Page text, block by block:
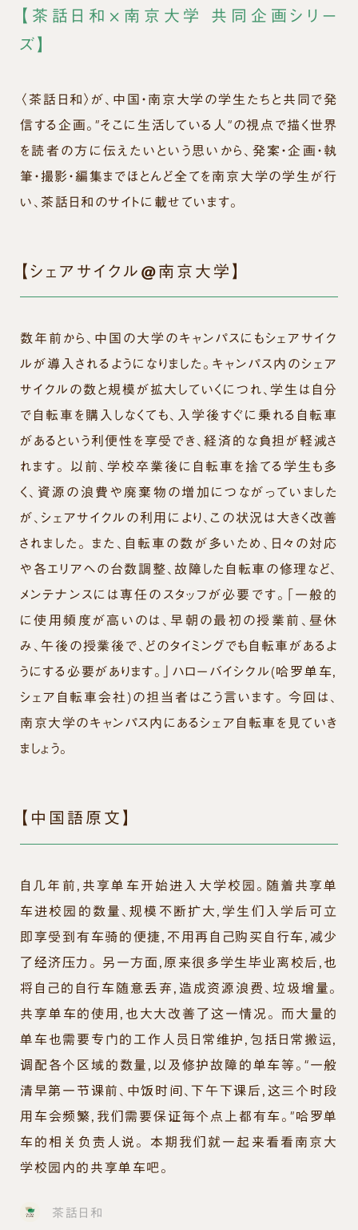
【茶話日和×南京大学 共同企画シリー
ズ】
〈茶話日和〉が、中国・南京大学の学生たちと共同で発
信する企画。”そこに生活している人”の視点で描く世界
を読者の方に伝えたいという思いから、発案・企画・執
筆・撮影・編集までほとんど全てを南京大学の学生が行
い、茶話日和のサイトに載せています。
【シェアサイクル@南京大学】
数年前から、中国の大学のキャンパスにもシェアサイク
ルが導入されるようになりました。キャンパス内のシェア
サイクルの数と規模が拡大していくにつれ、学生は自分
で自転車を購入しなくても、入学後すぐに乗れる自転車
があるという利便性を享受でき、経済的な負担が軽減さ
れます。 以前、学校卒業後に自転車を捨てる学生も多
く、資源の浪費や廃棄物の増加につながっていました
が、シェアサイクルの利用により、この状況は大きく改善
されました。 また、自転車の数が多いため、日々の対応
や各エリアへの台数調整、故障した自転車の修理など、
メンテナンスには専任のスタッフが必要です。「一般的
に使用頻度が高いのは、早朝の最初の授業前、昼休
み、午後の授業後で、どのタイミングでも自転車があるよ
うにする必要があります。」ハローバイシクル(哈罗单车，
シェア自転車会社)の担当者はこう言います。 今回は、
南京大学のキャンパス内にあるシェア自転車を見ていき
ましょう。
【中国語原文】
自几年前，共享单车开始进入大学校园。随着共享单
车进校园的数量、规模不断扩大，学生们入学后可立
即享受到有车骑的便捷，不用再自己购买自行车，减少
了经济压力。 另一方面，原来很多学生毕业离校后，也
将自己的自行车随意丢弃，造成资源浪费、垃圾增量。
共享单车的使用，也大大改善了这一情况。 而大量的
单车也需要专门的工作人员日常维护，包括日常搬运，
调配各个区域的数量，以及修护故障的单车等。“一般
清早第一节课前、中饭时间、下午下课后，这三个时段
用车会频繁，我们需要保证每个点上都有车。”哈罗单
车的相关负责人说。 本期我们就一起来看看南京大
学校园内的共享单车吧。
茶話日和